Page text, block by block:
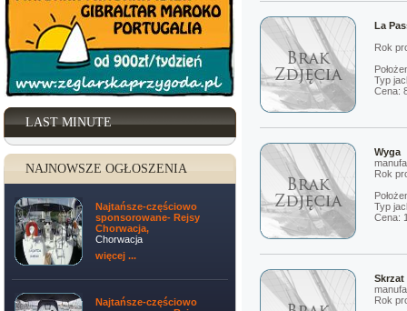
LAST MINUTE
NAJNOWSZE OGŁOSZENIA
Najtańsze-częściowo
sponsorowane- Rejsy
Chorwacja,
Chorwacja
więcej ...
Najtańsze-częściowo
La
Rok
Typ
Cena:
Wyga
Rok
Typ
Cena:
Skrzat
Rok